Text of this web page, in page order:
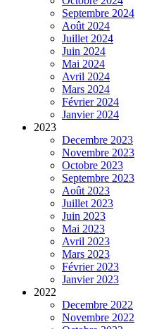
Septembre 2024
Août 2024
Juillet 2024
Juin 2024
Mai 2024
Avril 2024
Mars 2024
Février 2024
Janvier 2024
2023
Decembre 2023
Novembre 2023
Octobre 2023
Septembre 2023
Août 2023
Juillet 2023
Juin 2023
Mai 2023
Avril 2023
Mars 2023
Février 2023
Janvier 2023
2022
Decembre 2022
Novembre 2022